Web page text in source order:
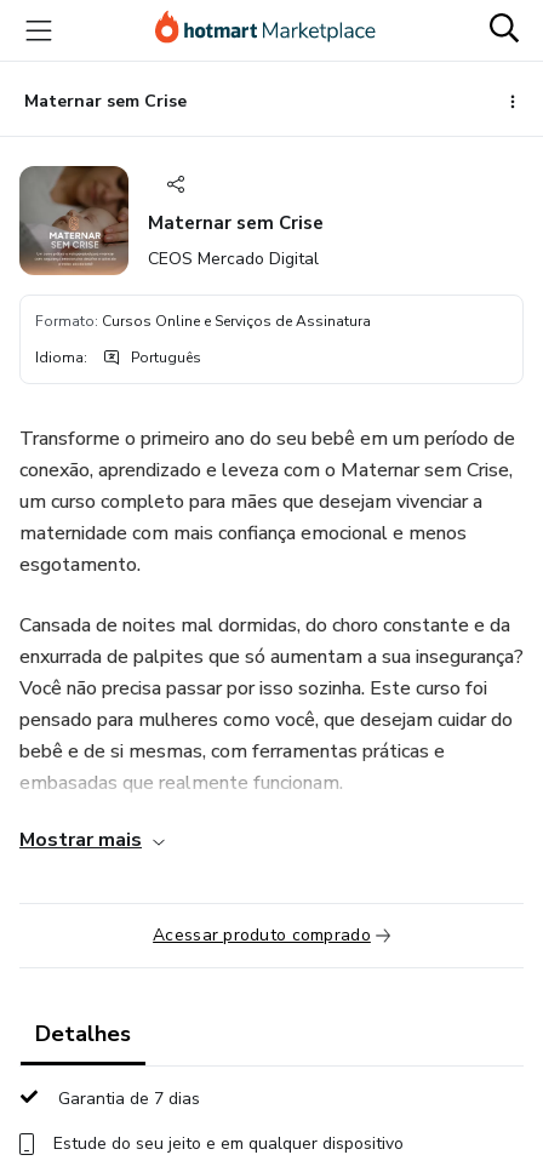
para
conteúdo
principal
para
pagamento
para
rodapéMaternar sem Crise
Maternar sem Crise
CEOS Mercado Digital
Formato: Cursos Online e Serviços de Assinatura
Idioma: Português
Transforme o primeiro ano do seu bebê em um período de
conexão, aprendizado e leveza com o Maternar sem Crise,
um curso completo para mães que desejam vivenciar a
maternidade com mais confiança emocional e menos
esgotamento.
Cansada de noites mal dormidas, do choro constante e da
enxurrada de palpites que só aumentam a sua insegurança?
Você não precisa passar por isso sozinha. Este curso foi
pensado para mulheres como você, que desejam cuidar do
bebê e de si mesmas, com ferramentas práticas e
embasadas que realmente funcionam.
Com o Maternar sem Crise, você aprenderá a:
- Compreender os saltos do desenvolvimento do bebê e
atender às necessidades dele.
funcional para você e seu bebê.
- Enfrentar regressões de sono e aplicar técnicas para
Mostrar mais
Acessar produto comprado
Detalhes
Garantia de 7 dias
Estude do seu jeito e em qualquer dispositivo